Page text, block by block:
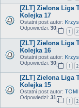
[ZLT] Zielona Liga
Kolejka 17
Ostatni post autor:
Odpowiedzi: 30
1 2
[ZLT] Zielona Liga
Kolejka 16
Ostatni post autor:
Odpowiedzi: 30
1 2
[ZLT] Zielona Liga
Kolejka 15
Ostatni post autor: TOMI
Odpowiedzi: 31
1 2